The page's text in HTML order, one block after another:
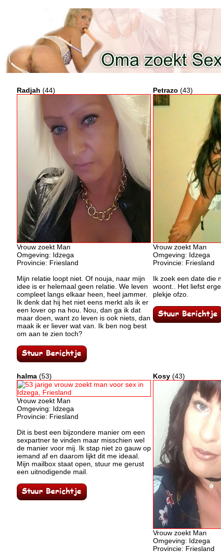
Radjah (44)
Vrouw zoekt Man
Omgeving: Idzega
Provincie: Friesland
Mijn relatie loopt niet. Of nouja, naar mijn
idee is er helemaal geen relatie. We leven
compleet langs elkaar heen, heel jammer.
Ik denk dat hij het niet eens merkt als ik er
een lover op na hou. Nou, dan ga ik dat
maar doen, want zo leven is ook niets, dan
maak ik er liever wat van. Ik ben nog best
om aan te zien toch?
Petrazo (43)
Vrouw zoekt Man
Omgeving: Idzega
Provincie: Friesland
Ik zoek een date die
woont.. Het liefst
plekje ofzo.
halma (53)
Vrouw zoekt Man
Omgeving: Idzega
Provincie: Friesland
Dit is best een bijzondere manier om een
sexpartner te vinden maar misschien wel
de manier voor mij. Ik stap niet zo gauw op
iemand af en daarom lijkt dit me ideaal.
Mijn mailbox staat open, stuur me gerust
een uitnodigende mail.
Kosy (43)
Vrouw zoekt Man
Omgeving: Idzega
Provincie: Friesland